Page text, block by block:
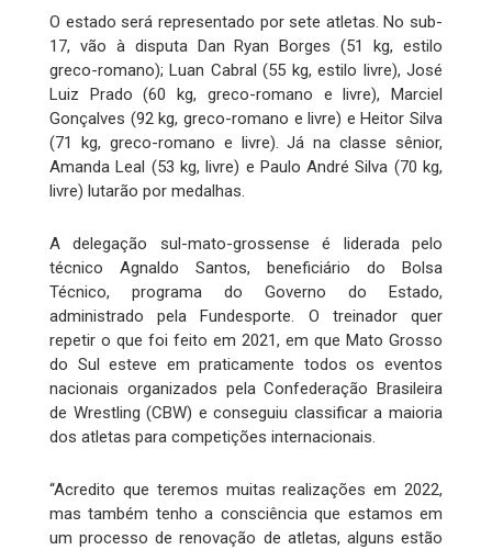
O estado será representado por sete atletas. No sub-
17, vão à disputa Dan Ryan Borges (51 kg, estilo
greco-romano); Luan Cabral (55 kg, estilo livre), José
Luiz Prado (60 kg, greco-romano e livre), Marciel
Gonçalves (92 kg, greco-romano e livre) e Heitor Silva
(71 kg, greco-romano e livre). Já na classe sênior,
Amanda Leal (53 kg, livre) e Paulo André Silva (70 kg,
livre) lutarão por medalhas.
A delegação sul-mato-grossense é liderada pelo
técnico Agnaldo Santos, beneficiário do Bolsa
Técnico, programa do Governo do Estado,
administrado pela Fundesporte. O treinador quer
repetir o que foi feito em 2021, em que Mato Grosso
do Sul esteve em praticamente todos os eventos
nacionais organizados pela Confederação Brasileira
de Wrestling (CBW) e conseguiu classificar a maioria
dos atletas para competições internacionais.
“Acredito que teremos muitas realizações em 2022,
mas também tenho a consciência que estamos em
um processo de renovação de atletas, alguns estão